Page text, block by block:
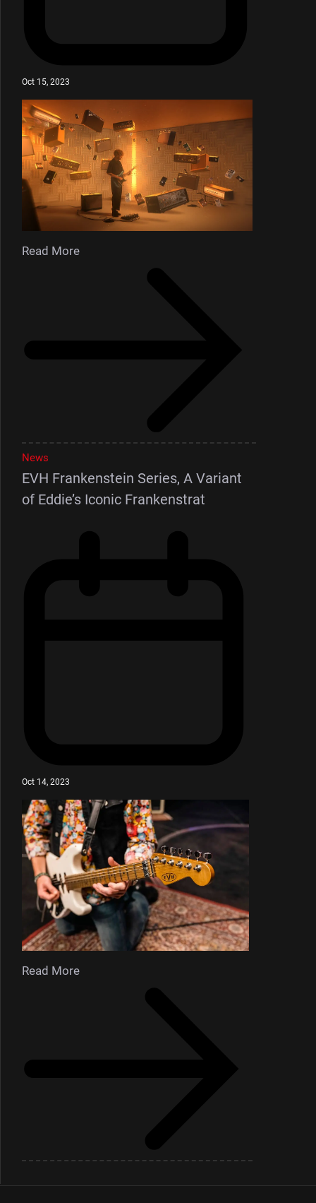
Oct 15, 2023
Read More
News
EVH Frankenstein Series, A Variant
of Eddie’s Iconic Frankenstrat
Oct 14, 2023
Read More